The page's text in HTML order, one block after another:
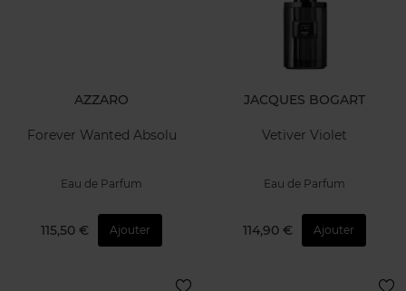
AZZARO
Forever Wanted Absolu
Eau de Parfum
115,50 € Ajouter
JACQUES BOGART
Vetiver Violet
Eau de Parfum
114,90 € Ajouter